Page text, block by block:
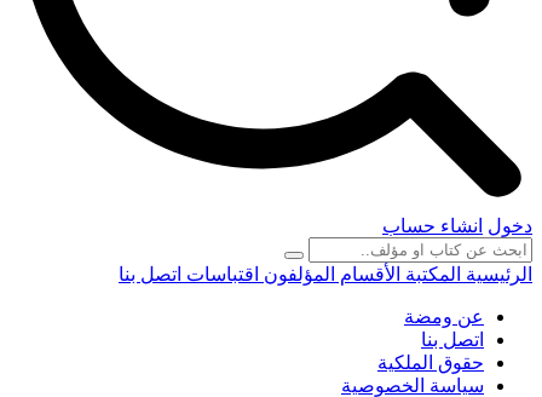
دخول انشاء حساب
الرئيسية المكتبة الأقسام المؤلفون اقتباسات اتصل بنا
عن ومضة
اتصل بنا
حقوق الملكية
سياسة الخصوصية